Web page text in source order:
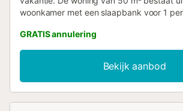
woonkamer met een slaapbank voor 1
geschikt voor 4 personen. Het
airconditioning in de woonkamer,
slaapkamers en een wasmachine. Er is
parkeergelegenheid in de straat.
toegestaan. Het pand heeft een traploos
GRATIS annulering
Bekijk aanbod